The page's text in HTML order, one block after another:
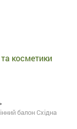
та косметики
балон Східна